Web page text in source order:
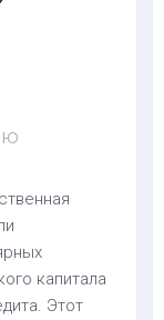
капитала
Этот